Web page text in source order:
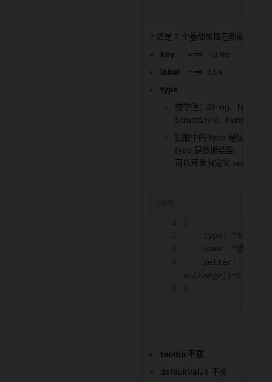
下述是 7 个基础属性在新版页面中
key
     ===>  name
label
   ===>  title
type
枚举值：String、
StructStyle、Function、
旧版中的 type 是属性类
type 是数据类型，如果数
可以开发自定义 setter
{
    type
: "String"
    name
: "选择"
    setter
:
onChange } )=>
}
tooltip 不变
defaultValue 不变